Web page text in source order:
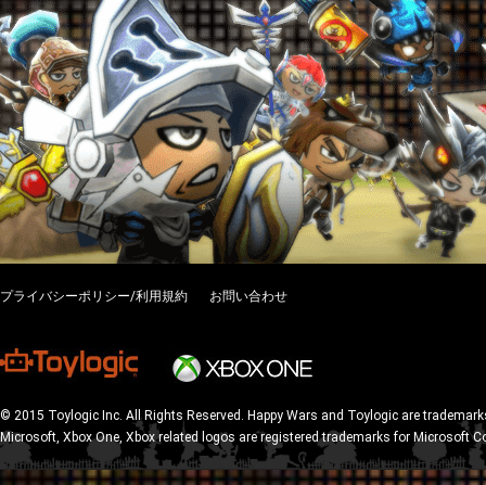
プライバシーポリシー/利用規約 お問い合わせ
© 2015 Toylogic Inc. All Rights Reserved. Happy Wars and Toylogic are
Microsoft, Xbox One, Xbox related logos are registered trademarks for Microsoft